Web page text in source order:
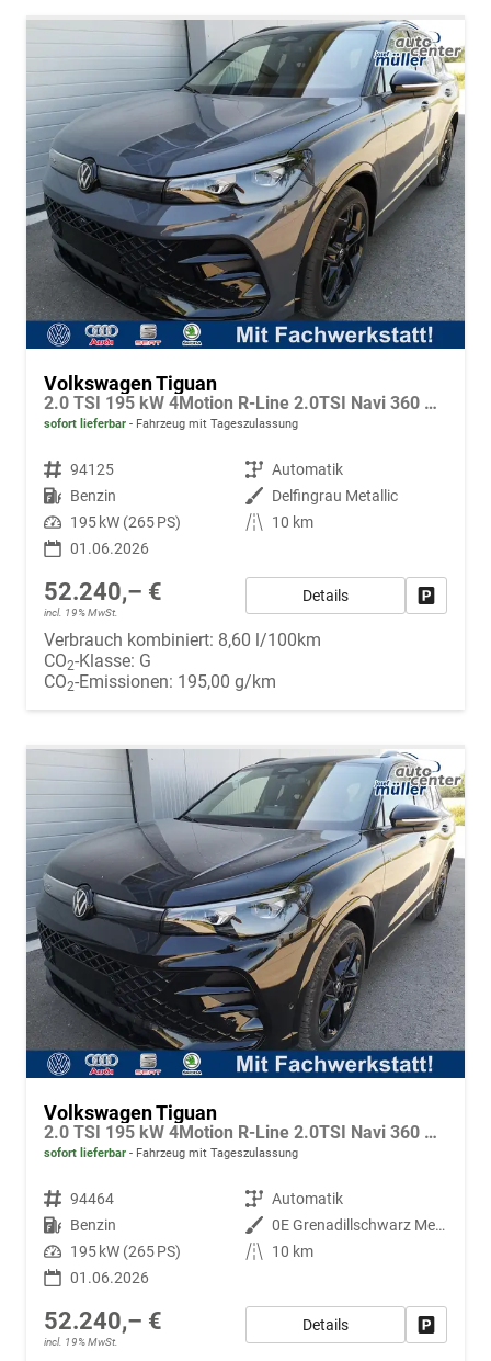
Volkswagen Tiguan
2.0 TSI 195 kW 4Motion R-Line 2.0TSI Navi 360 AHK Pano
sofort lieferbar Fahrzeug mit Tageszulassung
Fahrzeugnr. 94125 Getriebe Automatik
Kraftstoff Benzin Außenfarbe Delfingrau Metallic
Leistung 195 kW (265 PS) Kilometerstand
10 km
01.06.2026
52.240,– €
incl. 19% MwSt.
Details
Verbrauch kombiniert: 8,60 l/100km
CO2-Klasse: G
CO2-Emissionen: 195,00 g/km
Volkswagen Tiguan
2.0 TSI 195 kW 4Motion R-Line 2.0TSI Navi 360 AHK Pano
sofort lieferbar Fahrzeug mit Tageszulassung
Fahrzeugnr. 94464 Getriebe Automatik
Kraftstoff Benzin Außenfarbe
0E Grenadillschwarz Metallic
Leistung 195 kW (265 PS) Kilometerstand
10 km
01.06.2026
52.240,– €
incl. 19% MwSt.
Details